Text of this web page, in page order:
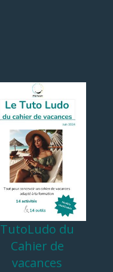
TutoLudo du
Cahier de
vacances